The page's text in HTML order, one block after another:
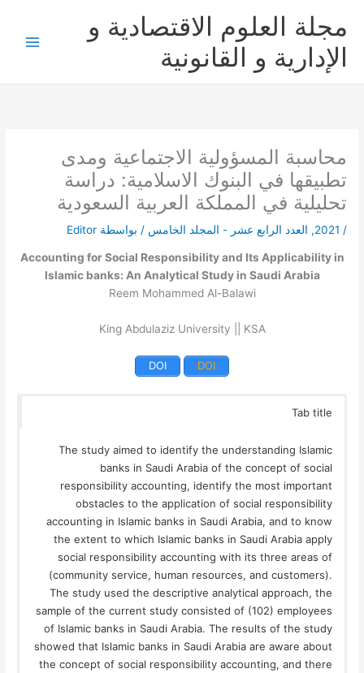
المحتوى
مجلة العلوم الاقتصادية و
الإدارية و القانونية
محاسبة المسؤولية الاجتماعية ومدى
تطبيقها في البنوك الاسلامية: دراسة
تحليلية في المملكة العربية السعودية
/
2021
, العدد الرابع عشر - المجلد الخامس / بواسطة Editor
Accounting for Social Responsibility and Its Applicability in
Islamic banks: An Analytical Study in Saudi Arabia
Reem Mohammed Al-Balawi
King Abdulaziz University || KSA
DOI
DOI
Tab title
The study aimed to identify the understanding Islamic
banks in Saudi Arabia of the concept of social
responsibility accounting, identify the most important
obstacles to the application of social responsibility
accounting in Islamic banks in Saudi Arabia, and to know
the extent to which Islamic banks in Saudi Arabia apply
social responsibility accounting with its three areas of
(community service, human resources, and customers).
The study used the descriptive analytical approach, the
sample of the current study consisted of (102) employees
of Islamic banks in Saudi Arabia. The results of the study
showed that Islamic banks in Saudi Arabia are aware about
the concept of social responsibility accounting, and there